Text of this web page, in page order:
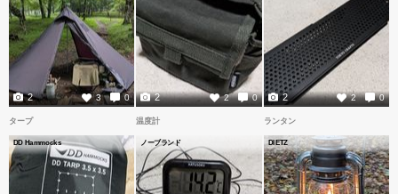
3 0
2 2 0
2 2 0
2
タープ
DD Hammocks
温度計
ノーブランド
ランタン
DIETZ